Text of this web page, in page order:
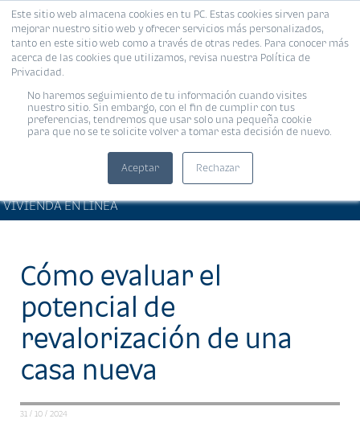
Este sitio web almacena cookies en tu PC. Estas cookies sirven para
mejorar nuestro sitio web y ofrecer servicios más personalizados,
tanto en este sitio web como a través de otras redes. Para conocer más
acerca de las cookies que utilizamos, revisa nuestra Política de
Privacidad.
No haremos seguimiento de tu información cuando visites
nuestro sitio. Sin embargo, con el fin de cumplir con tus
preferencias, tendremos que usar solo una pequeña cookie
para que no se te solicite volver a tomar esta decisión de nuevo.
Aceptar Rechazar
MENÚ
VIVIENDA EN LÍNEA
Cómo evaluar el
potencial de
revalorización de una
casa nueva
31 / 10 / 2024